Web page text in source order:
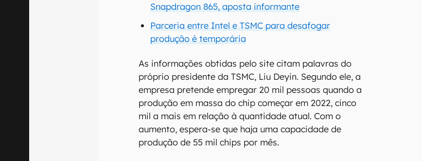
Snapdragon 865, aposta informante
Parceria entre Intel e TSMC para desafogar
produção é temporária
As informações obtidas pelo site citam palavras do
próprio presidente da TSMC, Liu Deyin. Segundo ele, a
empresa pretende empregar 20 mil pessoas quando a
produção em massa do chip começar em 2022, cinco
mil a mais em relação à quantidade atual. Com o
aumento, espera-se que haja uma capacidade de
produção de 55 mil chips por mês.